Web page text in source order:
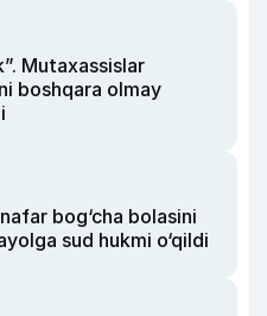
Mutaxassislar
boshqara olmay
bog‘cha bolasini
sud hukmi o‘qildi